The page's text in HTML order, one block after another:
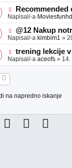
e
a
v
e
e
o
b
a
v
e
N
o
v
e
o
b
a
v
Napisal/-a
N
o
v
e
o
b
e
@12 Nakup
Napisal/-a kimbim1 »
N
o
v
j
a
e
trening lekcije
Napisal/-a aceofs »
na napredno iskanje